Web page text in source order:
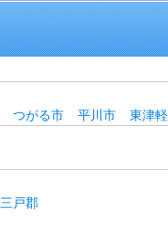
つがる市 平川市
東津
三戸郡